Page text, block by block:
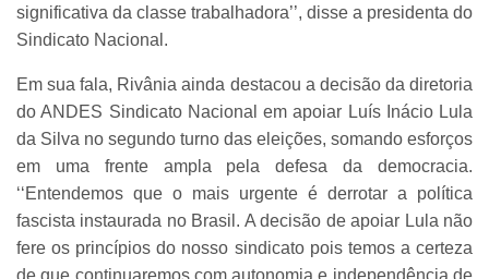
significativa da classe trabalhadora’’, disse a presidenta do
Sindicato Nacional.
Em sua fala, Rivânia ainda destacou a decisão da diretoria
do ANDES Sindicato Nacional em apoiar Luís Inácio Lula
da Silva no segundo turno das eleições, somando esforços
em uma frente ampla pela defesa da democracia.
‘‘Entendemos que o mais urgente é derrotar a política
fascista instaurada no Brasil. A decisão de apoiar Lula não
fere os princípios do nosso sindicato pois temos a certeza
de que continuaremos com autonomia e independência de